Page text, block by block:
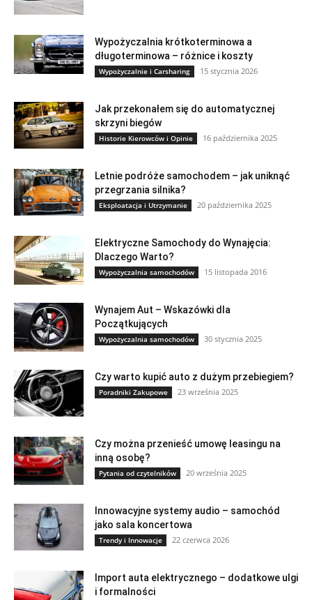
Wypożyczalnia krótkoterminowa a
długoterminowa – różnice i koszty
Wypożyczalnie i Carsharing 15 stycznia 2026
Jak przekonałem się do automatycznej
skrzyni biegów
Historie Kierowców i Opinie 16 października 2025
Letnie podróże samochodem – jak uniknąć
przegrzania silnika?
Eksploatacja i Utrzymanie 20 października 2025
Elektryczne Samochody do Wynajęcia:
Dlaczego Warto?
Wypożyczalnia samochodów 15 listopada 2016
Wynajem Aut – Wskazówki dla
Początkujących
Wypożyczalnia samochodów 30 stycznia 2025
Czy warto kupić auto z dużym przebiegiem?
Poradniki Zakupowe 23 września 2025
Czy można przenieść umowę leasingu na
inną osobę?
Pytania od czytelników 20 września 2025
Innowacyjne systemy audio – samochód
jako sala koncertowa
Trendy i Innowacje 22 czerwca 2026
Import auta elektrycznego – dodatkowe ulgi
i formalności